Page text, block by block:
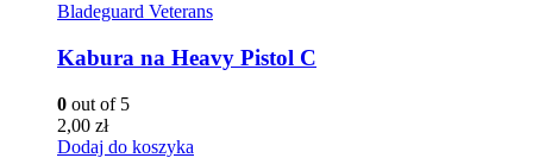
Bladeguard Veterans
Kabura na Heavy Pistol C
0 out of 5
2,00 zł
Dodaj do koszyka